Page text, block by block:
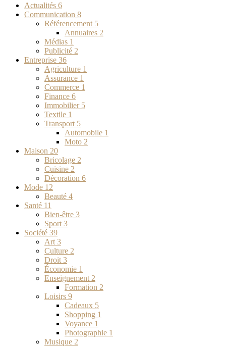
Actualités 6
Communication 8
Référencement 5
Annuaires 2
Médias 1
Publicité 2
Entreprise 36
Agriculture 1
Assurance 1
Commerce 1
Finance 6
Immobilier 5
Textile 1
Transport 5
Automobile 1
Moto 2
Maison 20
Bricolage 2
Cuisine 2
Décoration 6
Mode 12
Beauté 4
Santé 11
Bien-être 3
Sport 3
Société 39
Art 3
Culture 2
Droit 3
Économie 1
Enseignement 2
Formation 2
Loisirs 9
Cadeaux 5
Shopping 1
Voyance 1
Photographie 1
Musique 2